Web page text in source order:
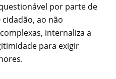
por parte de
ao não
internaliza a
para exigir